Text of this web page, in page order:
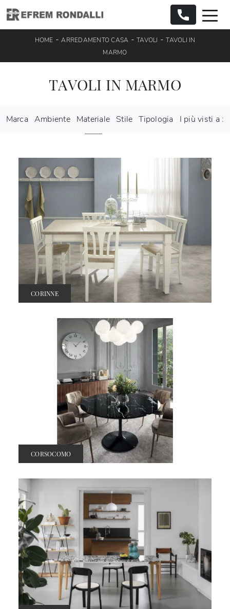
HOME -ARREDAMENTO CASA - TAVOLI -TAVOLI IN
MARMO
TAVOLI IN MARMO
Marca Ambiente Materiale Stile Tipologia I più visti a :
CORINNE
CORSOCOMO